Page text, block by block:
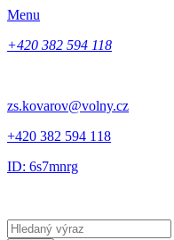
Menu
+420 382 594 118
zs.kovarov@volny.cz
+420 382 594 118
ID: 6s7mnrg